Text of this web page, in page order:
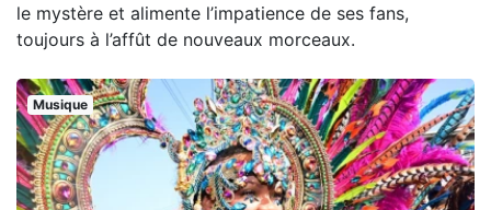
le mystère et alimente l’impatience de ses fans,
toujours à l’affût de nouveaux morceaux.
Musique